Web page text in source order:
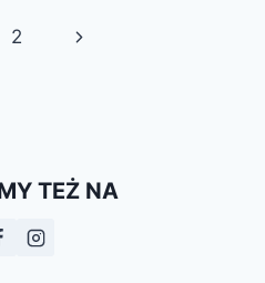
ZMIENIŁY
2
Następna
TEŻ NA